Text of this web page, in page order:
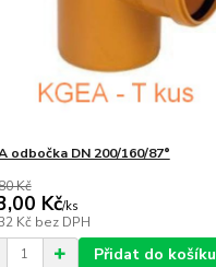
odbočka DN 200/160/87°
Kč
Kč/ks
Kč bez DPH
Přidat do košíku